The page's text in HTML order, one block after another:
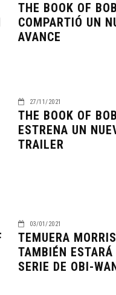
THE BOOK OF
COMPARTIÓ UN
AVANCE
27/11/2021
THE BOOK OF
ESTRENA UN
TRAILER
03/01/2021
TEMUERA
TAMBIÉN
SERIE DE OBI-